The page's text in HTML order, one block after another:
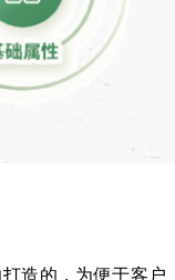
打造的，为便于客户